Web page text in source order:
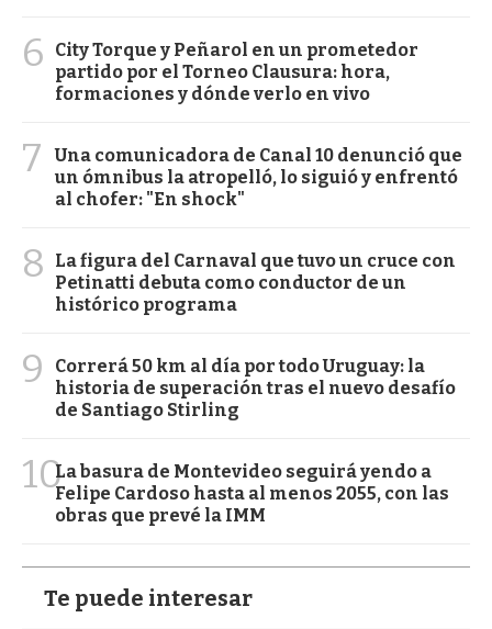
6
City Torque y Peñarol en un prometedor
partido por el Torneo Clausura: hora,
formaciones y dónde verlo en vivo
7
Una comunicadora de Canal 10 denunció que
un ómnibus la atropelló, lo siguió y enfrentó
al chofer: "En shock"
8
La figura del Carnaval que tuvo un cruce con
Petinatti debuta como conductor de un
histórico programa
9
Correrá 50 km al día por todo Uruguay: la
historia de superación tras el nuevo desafío
de Santiago Stirling
10La basura de Montevideo seguirá yendo a
Felipe Cardoso hasta al menos 2055, con las
obras que prevé la IMM
Te puede interesar